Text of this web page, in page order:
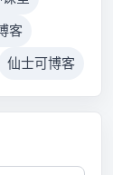
客
仙士可博客